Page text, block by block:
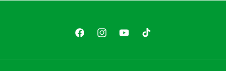
FacebookInstagramYouTubeTikTok